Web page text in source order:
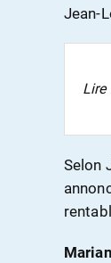
Jean-
Lire
Selon